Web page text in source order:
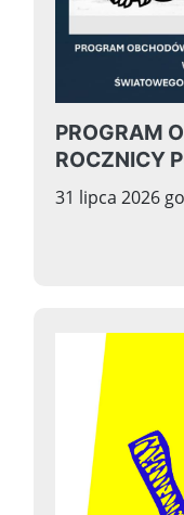
PROGRAM
ROCZNICY
KRYBAR ŚWIATOWEGO ZWIĄZKU
31